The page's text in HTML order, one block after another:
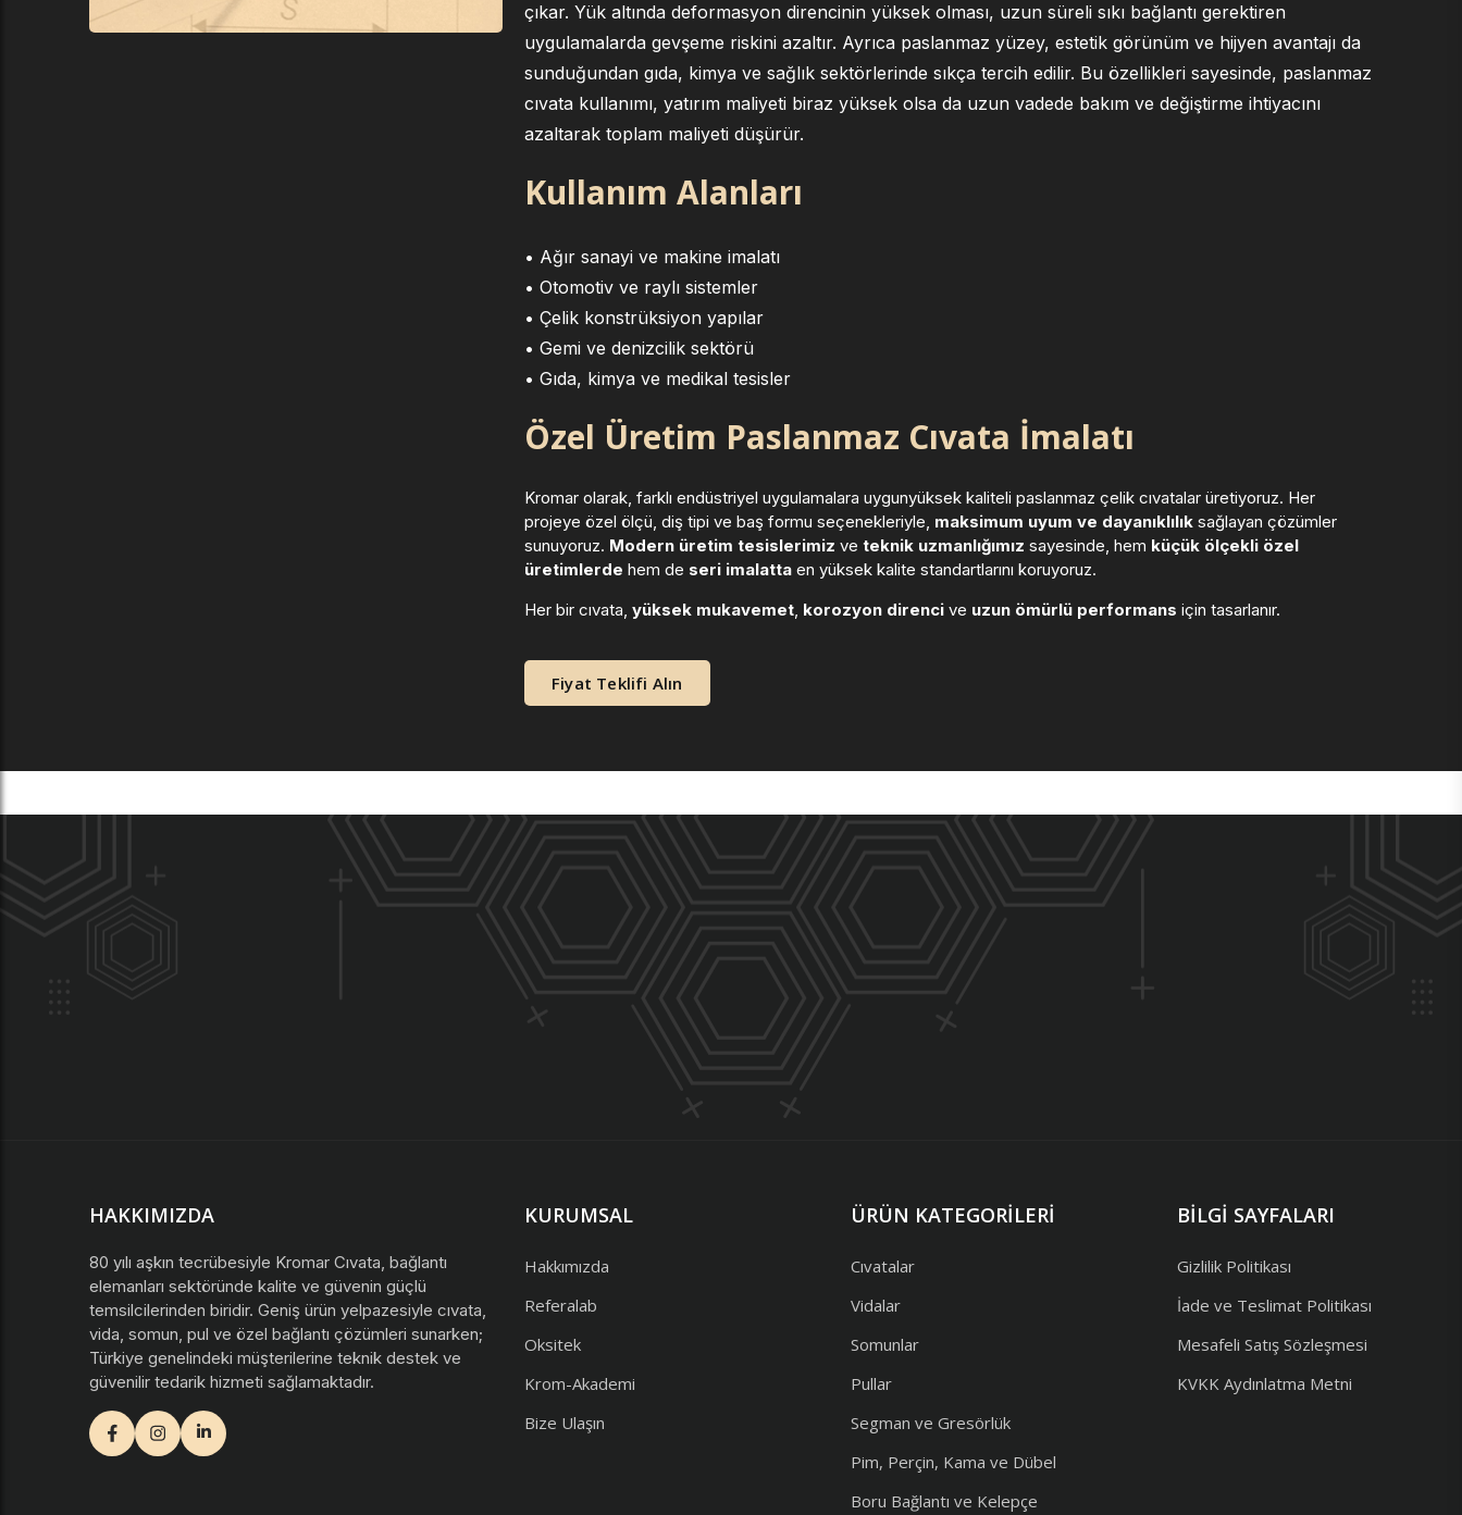
çıkar. Yük altında deformasyon direncinin yüksek olması, uzun süreli sıkı bağlantı gerektiren
uygulamalarda gevşeme riskini azaltır. Ayrıca paslanmaz yüzey, estetik görünüm ve hijyen avantajı da
sunduğundan gıda, kimya ve sağlık sektörlerinde sıkça tercih edilir. Bu özellikleri sayesinde, paslanmaz
cıvata kullanımı, yatırım maliyeti biraz yüksek olsa da uzun vadede bakım ve değiştirme ihtiyacını
azaltarak toplam maliyeti düşürür.
Kullanım Alanları
• Ağır sanayi ve makine imalatı
• Otomotiv ve raylı sistemler
• Çelik konstrüksiyon yapılar
• Gemi ve denizcilik sektörü
• Gıda, kimya ve medikal tesisler
Özel Üretim Paslanmaz Cıvata İmalatı
Kromar olarak, farklı endüstriyel uygulamalara uygunyüksek kaliteli paslanmaz çelik cıvatalar üretiyoruz. Her
projeye özel ölçü, diş tipi ve baş formu seçenekleriyle, maksimum uyum ve dayanıklılık sağlayan çözümler
sunuyoruz. Modern üretim tesislerimiz ve teknik uzmanlığımız sayesinde, hem küçük ölçekli özel
üretimlerde hem de seri imalatta en yüksek kalite standartlarını koruyoruz.
Her bir cıvata, yüksek mukavemet, korozyon direnci ve uzun ömürlü performans için tasarlanır.
Fiyat Teklifi Alın
HAKKIMIZDA
80 yılı aşkın tecrübesiyle Kromar Cıvata, bağlantı
elemanları sektöründe kalite ve güvenin güçlü
temsilcilerinden biridir. Geniş ürün yelpazesiyle cıvata,
vida, somun, pul ve özel bağlantı çözümleri sunarken;
Türkiye genelindeki müşterilerine teknik destek ve
güvenilir tedarik hizmeti sağlamaktadır.
facebookinstagramyoutube
KURUMSAL
Hakkımızda
Referalab
Oksitek
Krom-Akademi
Bize Ulaşın
ÜRÜN KATEGORILERI
Cıvatalar
Vidalar
Somunlar
Pullar
Segman ve Gresörlük
Pim, Perçin, Kama ve Dübel
Boru Bağlantı ve Kelepçe
BILGI SAYFALARI
Gizlilik Politikası
İade ve Teslimat Politikası
Mesafeli Satış Sözleşmesi
KVKK Aydınlatma Metni